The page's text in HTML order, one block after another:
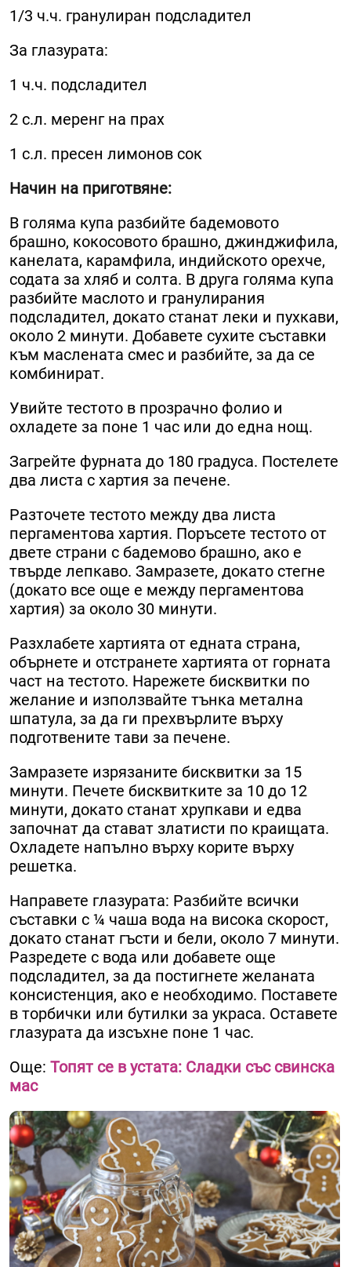
1/3 ч.ч. гранулиран подсладител
За глазурата:
1 ч.ч. подсладител
2 с.л. меренг на прах
1 с.л. пресен лимонов сок
Начин на приготвяне:
В голяма купа разбийте бадемовото
брашно, кокосовото брашно, джинджифила,
канелата, карамфила, индийското орехче,
содата за хляб и солта. В друга голяма купа
разбийте маслото и гранулирания
подсладител, докато станат леки и пухкави,
около 2 минути. Добавете сухите съставки
към маслената смес и разбийте, за да се
комбинират.
Увийте тестото в прозрачно фолио и
охладете за поне 1 час или до една нощ.
Загрейте фурната до 180 градуса. Постелете
два листа с хартия за печене.
Разточете тестото между два листа
пергаментова хартия. Поръсете тестото от
двете страни с бадемово брашно, ако е
твърде лепкаво. Замразете, докато стегне
(докато все още е между пергаментова
хартия) за около 30 минути.
Разхлабете хартията от едната страна,
обърнете и отстранете хартията от горната
част на тестото. Нарежете бисквитки по
желание и използвайте тънка метална
шпатула, за да ги прехвърлите върху
подготвените тави за печене.
Замразете изрязаните бисквитки за 15
минути. Печете бисквитките за 10 до 12
минути, докато станат хрупкави и едва
започнат да стават златисти по краищата.
Охладете напълно върху корите върху
решетка.
Направете глазурата: Разбийте всички
съставки с ¼ чаша вода на висока скорост,
докато станат гъсти и бели, около 7 минути.
Разредете с вода или добавете още
подсладител, за да постигнете желаната
консистенция, ако е необходимо. Поставете
в торбички или бутилки за украса. Оставете
глазурата да изсъхне поне 1 час.
Още: Топят се в устата: Сладки със свинска
мас